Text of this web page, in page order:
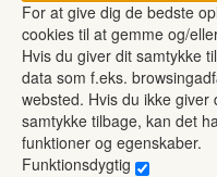
For at give dig de bedste
cookies til at gemme og/
Hvis du giver dit samtykke
data som f.eks.
websted. Hvis du ikke
samtykke tilbage, kan det
funktioner og egenskaber.
Funktionsdygtig